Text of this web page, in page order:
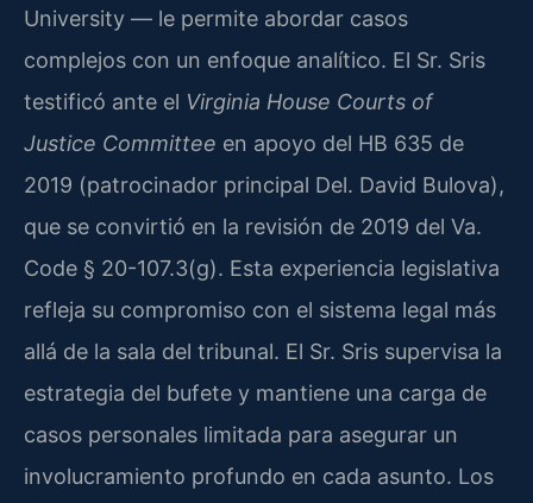
University — le permite abordar casos
complejos con un enfoque analítico. El Sr. Sris
testificó ante el Virginia House Courts of
Justice Committee en apoyo del HB 635 de
2019 (patrocinador principal Del. David Bulova),
que se convirtió en la revisión de 2019 del Va.
Code § 20-107.3(g). Esta experiencia legislativa
refleja su compromiso con el sistema legal más
allá de la sala del tribunal. El Sr. Sris supervisa la
estrategia del bufete y mantiene una carga de
casos personales limitada para asegurar un
involucramiento profundo en cada asunto. Los